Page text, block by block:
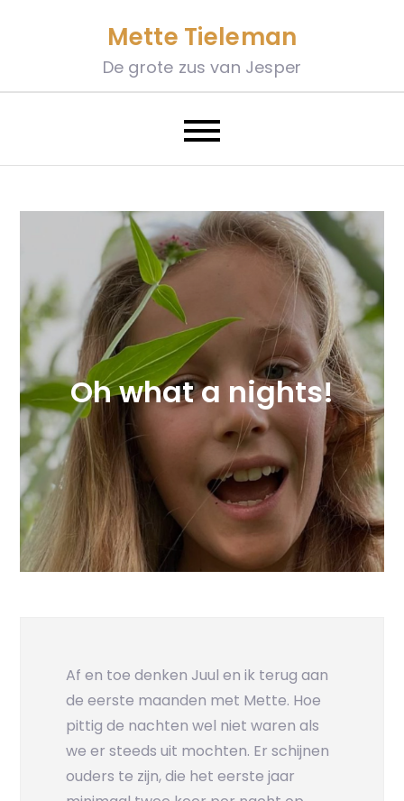
Mette Tieleman
De grote zus van Jesper
Oh what a nights!
Af en toe denken Juul en ik terug aan
de eerste maanden met Mette. Hoe
pittig de nachten wel niet waren als
we er steeds uit mochten. Er schijnen
ouders te zijn, die het eerste jaar